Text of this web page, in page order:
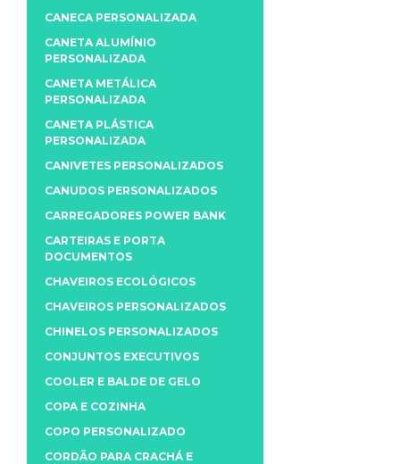
CANECA PERSONALIZADA
CANETA ALUMÍNIO
PERSONALIZADA
CANETA METÁLICA
PERSONALIZADA
CANETA PLÁSTICA
PERSONALIZADA
CANIVETES PERSONALIZADOS
CANUDOS PERSONALIZADOS
CARREGADORES POWER BANK
CARTEIRAS E PORTA
DOCUMENTOS
CHAVEIROS ECOLÓGICOS
CHAVEIROS PERSONALIZADOS
CHINELOS PERSONALIZADOS
CONJUNTOS EXECUTIVOS
COOLER E BALDE DE GELO
COPA E COZINHA
COPO PERSONALIZADO
CORDÃO PARA CRACHÁ E